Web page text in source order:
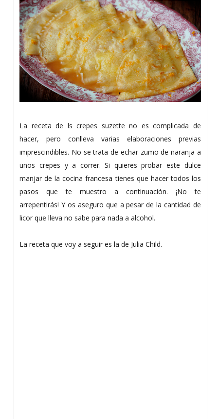
La receta de ls crepes suzette no es complicada de
hacer, pero conlleva varias elaboraciones previas
imprescindibles. No se trata de echar zumo de naranja a
unos crepes y a correr. Si quieres probar este dulce
manjar de la cocina francesa tienes que hacer todos los
pasos que te muestro a continuación. ¡No te
arrepentirás! Y os aseguro que a pesar de la cantidad de
licor que lleva no sabe para nada a alcohol.
La receta que voy a seguir es la de Julia Child.